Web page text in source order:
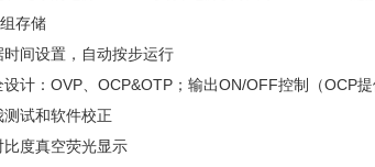
储
设置，自动按步运行
OVP、OCP&OTP；输出ON/OFF控制（OCP提
和软件校正
真空荧光显示